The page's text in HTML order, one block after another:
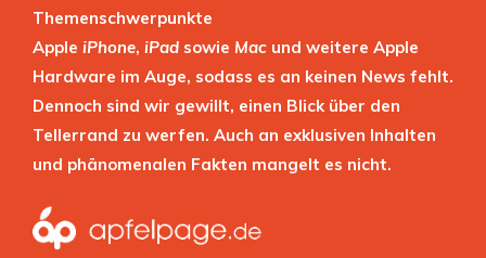
Themenschwerpunkte
Apple iPhone, iPad sowie Mac und weitere Apple
Hardware im Auge, sodass es an keinen News fehlt.
Dennoch sind wir gewillt, einen Blick über den
Tellerrand zu werfen. Auch an exklusiven Inhalten
und phänomenalen Fakten mangelt es nicht.